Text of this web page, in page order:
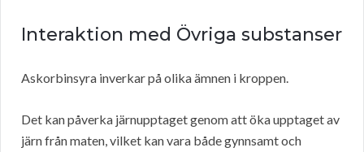
Interaktion med Övriga substanser
Askorbinsyra inverkar på olika ämnen i kroppen.
Det kan påverka järnupptaget genom att öka upptaget av
järn från maten, vilket kan vara både gynnsamt och